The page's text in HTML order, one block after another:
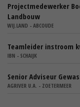
Projectmedewerker
Landbouw
WIJ.LAND - ABCOUDE
Teamleider instroom
IBN - SCHAIJK
Senior Adviseur
AGRIVER U.A. - ZOETERMEER